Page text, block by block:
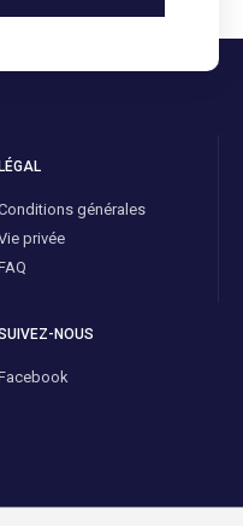
LÉGAL
générales
privée
NOUS